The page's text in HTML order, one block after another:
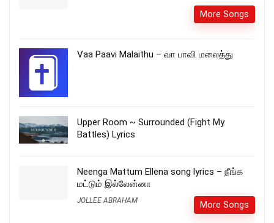
More Songs
Vaa Paavi Malaithu – வா பாவி மலைத்து
Upper Room ~ Surrounded (Fight My
Battles) Lyrics
Neenga Mattum Ellena song lyrics – நீங்க
மட்டும் இல்லேன்னா
JOLLEE ABRAHAM More Songs